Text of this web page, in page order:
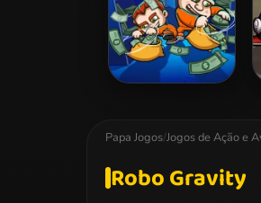
Papa Jogos/Jogos de Ação e
Robo Gravity